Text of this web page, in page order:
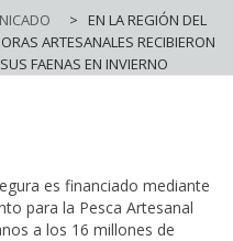
> EN LA REGIÓN DEL
ARTESANALES RECIBIERON
FAENAS EN INVIERNO
es financiado mediante
para la Pesca Artesanal
a los 16 millones de